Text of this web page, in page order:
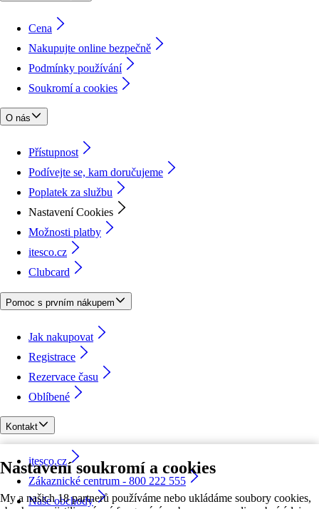
Nastavení soukromí a cookies
My a našich 18 partnerů používáme nebo ukládáme soubory cookies,
Cena
Nakupujte online bezpečně
Podmínky používání
Soukromí a cookies
O nás
Přístupnost
Podívejte se, kam doručujeme
Poplatek za službu
Nastavení Cookies
Možnosti platby
itesco.cz
Clubcard
Pomoc s prvním nákupem
Jak nakupovat
Registrace
Rezervace času
Oblíbené
Kontakt
itesco.cz
Zákaznické centrum - 800 222 555
Naše obchody